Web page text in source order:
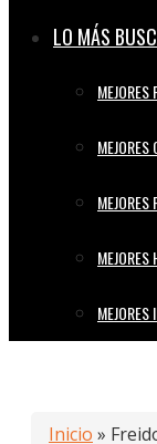
LO MÁS
MEJORES
MEJORES
Inicio »